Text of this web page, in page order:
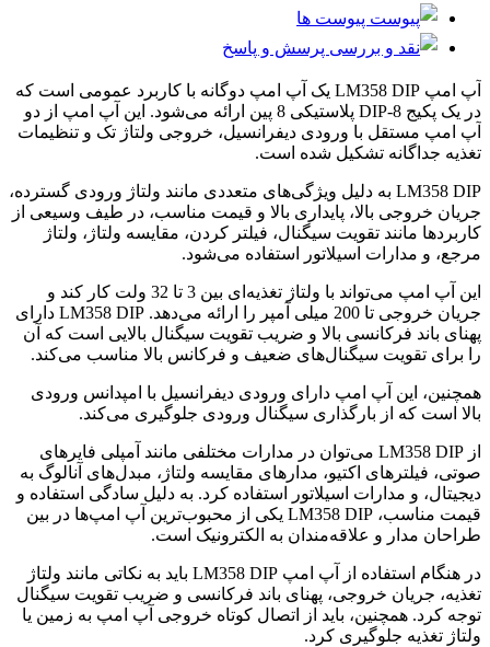
پیوست ها
پرسش و پاسخ
آپ امپ LM358 DIP یک آپ امپ دوگانه با کاربرد عمومی است که
در یک پکیج DIP-8 پلاستیکی 8 پین ارائه می‌شود. این آپ امپ از دو
آپ امپ مستقل با ورودی دیفرانسیل، خروجی ولتاژ تک و تنظیمات
تغذیه جداگانه تشکیل شده است.
LM358 DIP به دلیل ویژگی‌های متعددی مانند ولتاژ ورودی گسترده،
جریان خروجی بالا، پایداری بالا و قیمت مناسب، در طیف وسیعی از
کاربردها مانند تقویت سیگنال، فیلتر کردن، مقایسه ولتاژ، ولتاژ
مرجع، و مدارات اسیلاتور استفاده می‌شود.
این آپ امپ می‌تواند با ولتاژ تغذیه‌ای بین 3 تا 32 ولت کار کند و
جریان خروجی تا 200 میلی آمپر را ارائه می‌دهد. LM358 DIP دارای
پهنای باند فرکانسی بالا و ضریب تقویت سیگنال بالایی است که آن
را برای تقویت سیگنال‌های ضعیف و فرکانس بالا مناسب می‌کند.
همچنین، این آپ امپ دارای ورودی دیفرانسیل با امپدانس ورودی
بالا است که از بارگذاری سیگنال ورودی جلوگیری می‌کند.
از LM358 DIP می‌توان در مدارات مختلفی مانند آمپلی فایرهای
صوتی، فیلترهای اکتیو، مدارهای مقایسه ولتاژ، مبدل‌های آنالوگ به
دیجیتال، و مدارات اسیلاتور استفاده کرد. به دلیل سادگی استفاده و
قیمت مناسب، LM358 DIP یکی از محبوب‌ترین آپ امپ‌ها در بین
طراحان مدار و علاقه‌مندان به الکترونیک است.
در هنگام استفاده از آپ امپ LM358 DIP باید به نکاتی مانند ولتاژ
تغذیه، جریان خروجی، پهنای باند فرکانسی و ضریب تقویت سیگنال
توجه کرد. همچنین، باید از اتصال کوتاه خروجی آپ امپ به زمین یا
ولتاژ تغذیه جلوگیری کرد.